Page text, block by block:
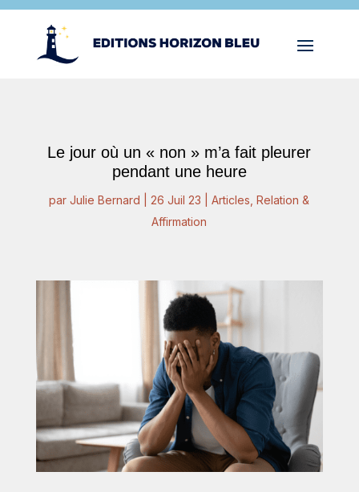
Le jour où un « non » m’a fait pleurer
pendant une heure
parJulie Bernard 26 Juil 23 |Articles ,Relation &
Affirmation